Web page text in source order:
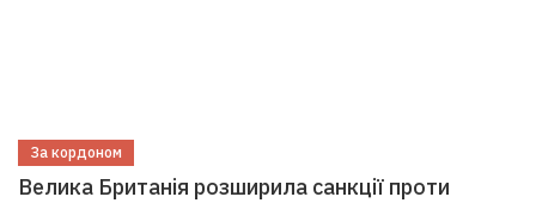
За кордоном
Велика Британія розширила санкції проти